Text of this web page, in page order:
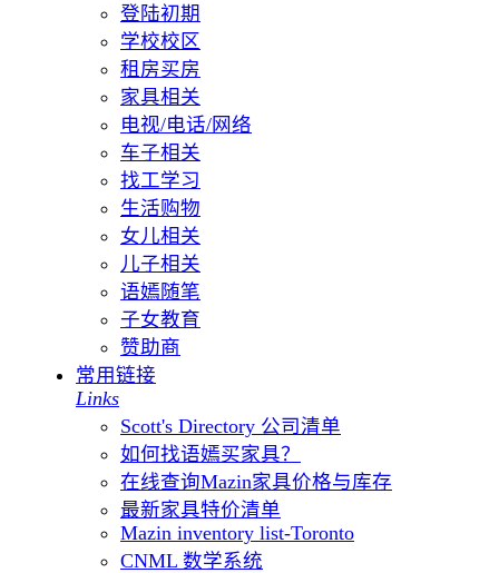
登陆初期
学校校区
租房买房
家具相关
电视/电话/网络
车子相关
找工学习
生活购物
女儿相关
儿子相关
语嫣随笔
子女教育
赞助商
常用链接
Links
Scott's Directory 公司清单
如何找语嫣买家具？
在线查询Mazin家具价格与库存
最新家具特价清单
Mazin inventory list-Toronto
CNML 数学系统